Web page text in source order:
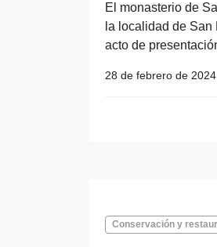
El monasterio de
la localidad de San
acto de
28 de febrero de 2024
Conservación y